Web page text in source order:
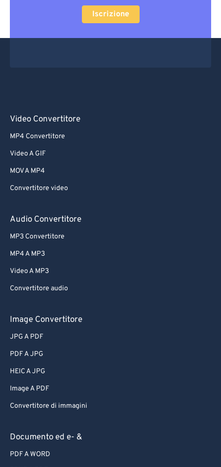
Iscrizione
Video Convertitore
MP4 Convertitore
Video A GIF
MOV A MP4
Convertitore video
Audio Convertitore
MP3 Convertitore
MP4 A MP3
Video A MP3
Convertitore audio
Image Convertitore
JPG A PDF
PDF A JPG
HEIC A JPG
Image A PDF
Convertitore di immagini
Documento ed e- &
PDF A WORD